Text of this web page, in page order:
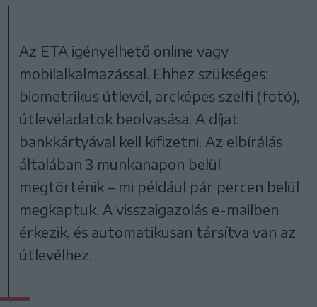
Az ETA igényelhető online vagy
mobilalkalmazással. Ehhez szükséges:
biometrikus útlevél, arcképes szelfi (fotó),
útlevéladatok beolvasása. A díjat
bankkártyával kell kifizetni. Az elbírálás
általában 3 munkanapon belül
megtörténik – mi például pár percen belül
megkaptuk. A visszaigazolás e-mailben
érkezik, és automatikusan társítva van az
útlevélhez.